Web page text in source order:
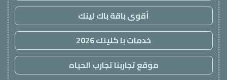
أقوى باقة باك لينك
خدمات با كلينك 2026
موقع تجاربنا تجارب الحياه